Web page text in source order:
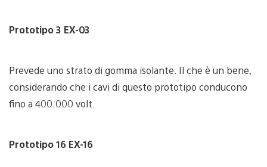
Prototipo 3 EX-03
Prevede uno strato di gomma isolante. Il che è un bene,
considerando che i cavi di questo prototipo conducono
fino a 400.000 volt.
Prototipo 16 EX-16